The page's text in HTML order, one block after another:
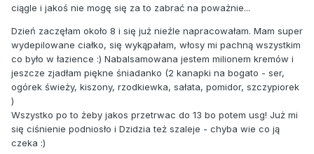
ciągle i jakoś nie mogę się za to zabrać na poważnie...
Dzień zaczęłam około 8 i się już nieźle napracowałam. Mam super
wydepilowane ciałko, się wykąpałam, włosy mi pachną wszystkim
co było w łazience :) Nabalsamowana jestem milionem kremów i
jeszcze zjadłam piękne śniadanko (2 kanapki na bogato - ser,
ogórek świeży, kiszony, rzodkiewka, sałata, pomidor, szczypiorek
)
Wszystko po to żeby jakos przetrwac do 13 bo potem usg! Już mi
się ciśnienie podniosło i Dzidzia też szaleje - chyba wie co ją
czeka :)